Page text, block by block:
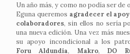
Un año más, y como no podía ser de
Eguna queremos agradecer el
colaboradores, sin ellos no sería
una nueva edición. Una vez más
su apoyo incondicional a los
Foru Aldundia, Makro, DO